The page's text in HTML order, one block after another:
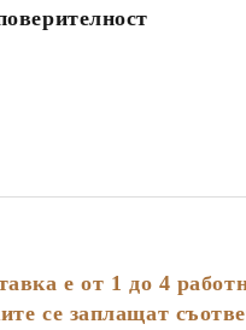
е от 1 до 4
се заплащат